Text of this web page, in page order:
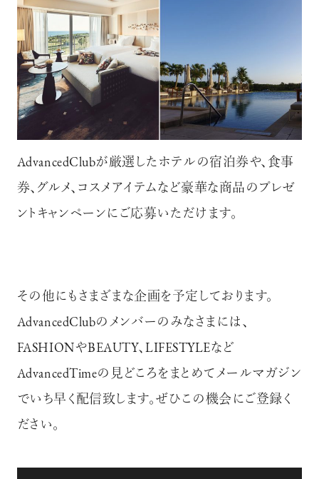
AdvancedClubが厳選したホテルの宿泊券や、食事
券、グルメ、コスメアイテムなど豪華な商品のプレゼ
ントキャンペーンにご応募いただけます。
その他にもさまざまな企画を予定しております。
AdvancedClubのメンバーのみなさまには、
FASHIONやBEAUTY、LIFESTYLEなど
AdvancedTimeの見どころをまとめてメールマガジン
でいち早く配信致します。ぜひこの機会にご登録く
ださい。